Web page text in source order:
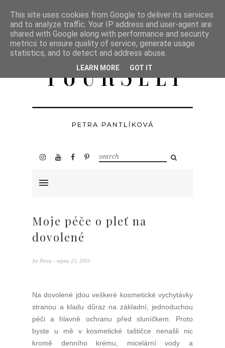
Moje péče o pleť na
dovolené
by Petra - srpna 23, 2013
Na dovolené jdou veškeré kosmetické vychytávky
stranou a kladu důraz na základní, jednoduchou
péči a hlavně ochranu před sluníčkem. Proto
byste u mě v kosmetické taštičce nenašli nic
kromě denního krému, micelární vody a
This site uses cookies from Google to deliver its services
and to analyze traffic. Your IP address and user-agent are
shared with Google along with performance and security
metrics to ensure quality of service, generate usage
statistics, and to detect and address abuse.
LEARN MORE GOT IT